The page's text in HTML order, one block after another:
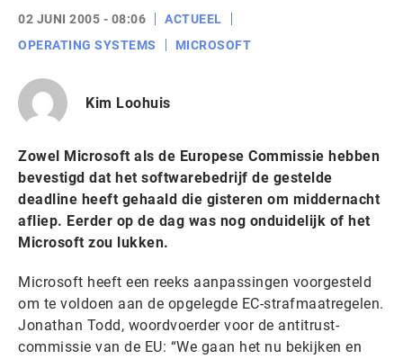
02 JUNI 2005 - 08:06
ACTUEEL
OPERATING SYSTEMS
MICROSOFT
Kim Loohuis
Zowel Microsoft als de Europese Commissie hebben
bevestigd dat het softwarebedrijf de gestelde
deadline heeft gehaald die gisteren om middernacht
afliep. Eerder op de dag was nog onduidelijk of het
Microsoft zou lukken.
Microsoft heeft een reeks aanpassingen voorgesteld
om te voldoen aan de opgelegde EC-strafmaatregelen.
Jonathan Todd, woordvoerder voor de antitrust-
commissie van de EU: “We gaan het nu bekijken en